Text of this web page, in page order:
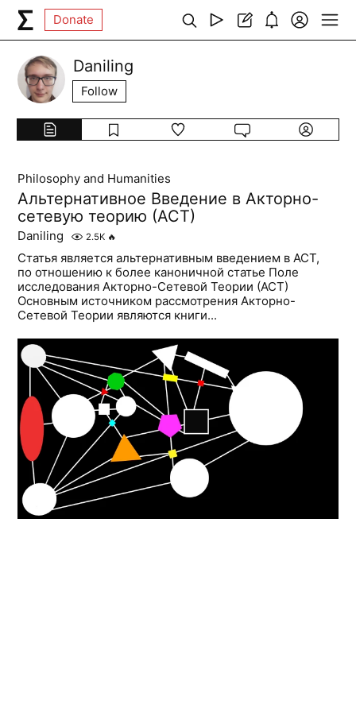
Donate
Daniling
Follow
Philosophy and Humanities
Альтернативное Введение в Акторно-
сетевую теорию (АСТ)
Daniling 2.5K 🔥
Статья является альтернативным введением в АСТ,
по отношению к более каноничной статье Поле
исследования Акторно-Сетевой Теории (АСТ)
Основным источником рассмотрения Акторно-
Сетевой Теории являются книги...